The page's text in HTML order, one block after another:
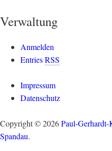
Verwaltung
Anmelden
EntriesRSS
Impressum
Datenschutz
Copyright © 2026Paul-
Spandau.